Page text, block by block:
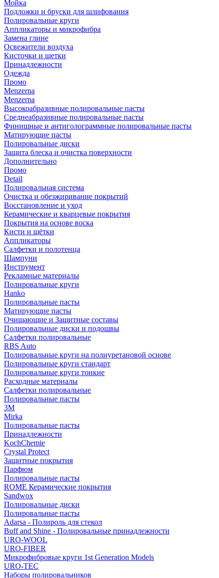
Мойка
Подложки и бруски для шлифования
Полировальные круги
Аппликаторы и микрофибра
Замена глине
Освежители воздуха
Кисточки и щетки
Принадлежности
Одежда
Промо
Menzerna
Menzerna
Высокоабразивные полировальные пасты
Среднеабразивные полировальные пасты
Финишные и антиголограммные полировальные пасты
Матирующие пасты
Полировальные диски
Защита блеска и очистка поверхности
Дополнительно
Промо
Detail
Полировальная система
Очистка и обезжиривание покрытий
Восстановление и уход
Керамические и кварцевые покрытия
Покрытия на основе воска
Кисти и щётки
Аппликаторы
Салфетки и полотенца
Шампуни
Инструмент
Рекламные материалы
Полировальные круги
Hanko
Полировальные пасты
Матирующие пасты
Очищающие и Защитные составы
Полировальные диски и подошвы
Салфетки полировальные
RBS Auto
Полировальные круги на полиуретановой основе
Полировальные круги стандарт
Полировальные круги тонкие
Расходные материалы
Салфетки полировальные
Полировальные пасты
3М
Mirka
Полировальные пасты
Принадлежности
KochChemie
Crystal Protect
Защитные покрытия
Парфюм
Полировальные пасты
ROME Керамические покрытия
Sandwox
Полировальные диски
Полировальные пасты
Adarsa - Полироль для стекол
Buff and Shine - Полировальные принадлежности
URO-WOOL
URO-FIBER
Микрофибровые круги 1st Generation Models
URO-TEC
Наборы полировальников